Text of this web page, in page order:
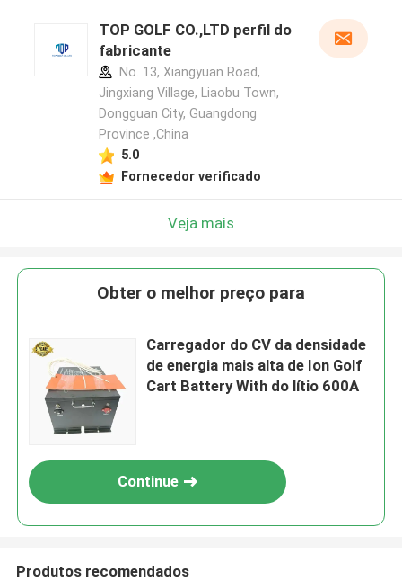
TOP GOLF CO.,LTD perfil do
fabricante
No. 13, Xiangyuan Road,
Jingxiang Village, Liaobu Town,
Dongguan City, Guangdong
Province ,China
5.0
Fornecedor verificado
Veja mais
Obter o melhor preço para
Carregador do CV da densidade
de energia mais alta de Ion Golf
Cart Battery With do lítio 600A
Continue
Produtos recomendados